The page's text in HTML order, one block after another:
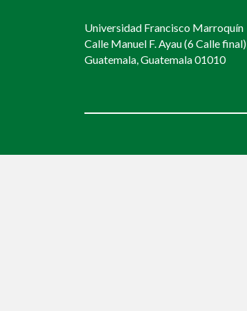
Universidad Francisco Marroquín
Calle Manuel F. Ayau (6 Calle
Guatemala, Guatemala 01010